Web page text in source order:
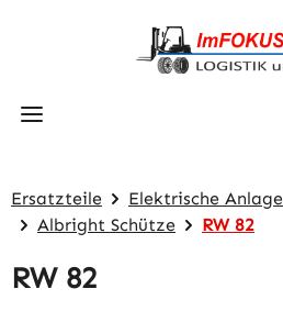
Zum Hauptinhalt springen
Ersatzteile Elektrische Anlage
Albright Schütze
RW 82
RW 82